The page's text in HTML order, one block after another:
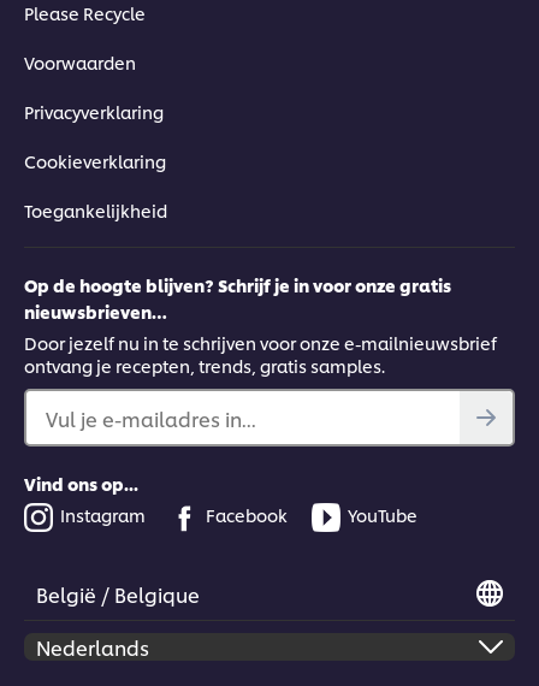
Please Recycle
Voorwaarden
Privacyverklaring
Cookieverklaring
Toegankelijkheid
Op de hoogte blijven? Schrijf je in voor onze gratis
nieuwsbrieven…
Door jezelf nu in te schrijven voor onze e-mailnieuwsbrief
ontvang je recepten, trends, gratis samples.
Vul je e-mailadres in...
Vind ons op...
Instagram
Facebook YouTube
België / Belgique